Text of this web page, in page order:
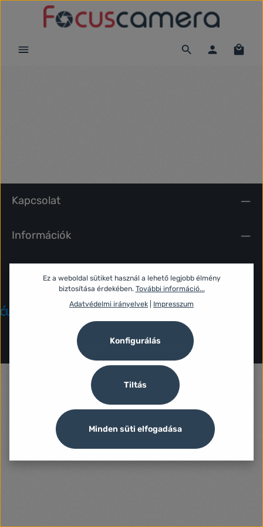
Ugrás a fő tartalomra
Kapcsolat
Információk
marketplace partner
© 2007 - 2026 Focuscamera
Ez a weboldal sütiket használ a lehető legjobb élmény
biztosítása érdekében. További információ...
Adatvédelmi irányelvek
Impresszum
Tiltás
Konfigurálás
Minden süti elfogadása